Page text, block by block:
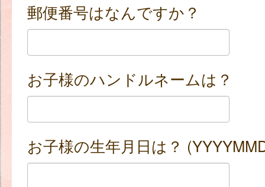
郵便番号はなんですか？
お子様のハンドルネームは？
お子様の生年月日は？